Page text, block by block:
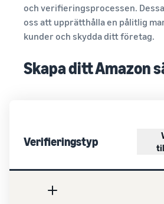
Skapa ditt Amazon
och verifieringsprocessen.
oss att upprätthålla en pålitlig
kunder och skydda ditt företag.
Verifieringstyp